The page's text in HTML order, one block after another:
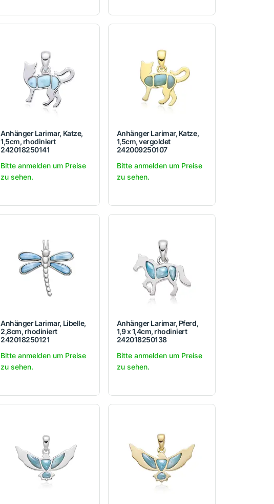
Anhänger Larimar, Katze,
1,5cm, rhodiniert
242018250141
Bitte anmelden um Preise
zu sehen.
Anhänger Larimar, Katze,
1,5cm, vergoldet
242009250107
Bitte anmelden um Preise
zu sehen.
Anhänger Larimar, Libelle,
2,8cm, rhodiniert
242018250121
Bitte anmelden um Preise
zu sehen.
Anhänger Larimar, Pferd,
1,9 x 1,4cm, rhodiniert
242018250138
Bitte anmelden um Preise
zu sehen.